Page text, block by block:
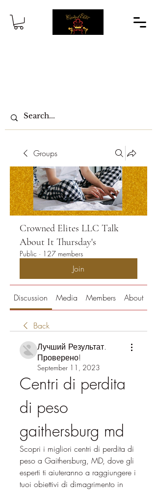
Groups
Crowned Elites LLC Talk
About It Thursday's
Public · 127 members
Join
Discussion Media Members About
Back
Лучший Результат.
Проверено!
September 11, 2023
Centri di perdita
di peso
gaithersburg md
Scopri i migliori centri di perdita di
peso a Gaithersburg, MD, dove gli
esperti ti aiuteranno a raggiungere i
tuoi obiettivi di dimagrimento in